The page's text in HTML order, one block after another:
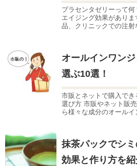
プラセンタゼリーって
エイジング効果があり
品、クリニックでの注
オールインワン
選ぶ10選！
市販とネットで購入で
選び方 市販やネット販
ら様々な成分のオール
抹茶パックでシ
効果と作り方を